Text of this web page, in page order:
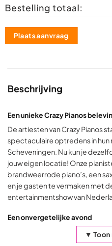
Bestelling totaal:
Plaats aanvraag
Beschrijving
Een unieke Crazy Pianos
De artiesten van Crazy Pianos
spectaculaire optredens in hun
Scheveningen. Nu kun je
jouw eigen locatie! Onze
brandweerrode piano’s, een
en je gasten te vermaken met
entertainmentshow van
Een onvergetelijke avond
▼